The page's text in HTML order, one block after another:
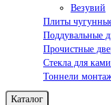
Везувий
Плиты
Поддувальные
Прочистные
Стекла для
Тоннели
Каталог